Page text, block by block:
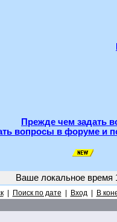
Прежде чем задать
вопросы в форуме и
Ваше локальное время
| Поиск по дате Вход| В